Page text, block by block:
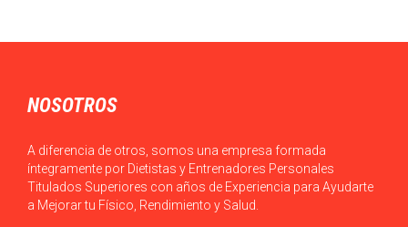
NOSOTROS
A diferencia de otros, somos una empresa formada
íntegramente por Dietistas y Entrenadores Personales
Titulados Superiores con años de Experiencia para Ayudarte
a Mejorar tu Físico, Rendimiento y Salud.